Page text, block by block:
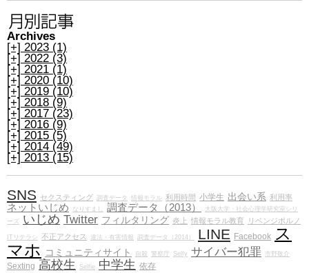
Archives
[+] 2023 (1)
[+] 2022 (3)
[+] 2021 (1)
[+] 2020 (10)
[+] 2019 (10)
[+] 2018 (9)
[+] 2017 (23)
[+] 2016 (9)
[+] 2015 (5)
[+] 2014 (49)
[+] 2013 (15)
SNS セクスティング 調査データ 情報モラル 利用時間 小学生 出会い系 利用率
ネットいじめ なりすまし 調査データ（2013）
大阪大学・社会心理学研究室シリ
ーズ いじめ Twitter フィルタリング 炎上 情報モラル教育 リベンジポルノ
ITリテラシ 不正アクセス 違法・有害情報 調査データ（2014） LINE Facebook ス
マホ コミュニティサイト 自殺 警察庁 Selfy サイバー犯罪 市野敬介
Sexting 高校生 Selfie 中学生 依存